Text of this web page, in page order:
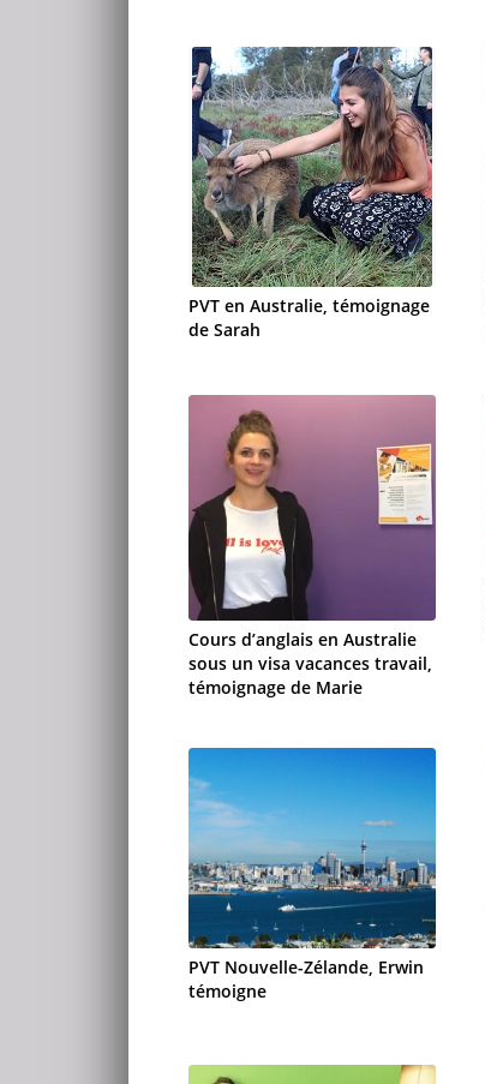
PVT en Australie, témoignage
de Sarah
Cours d’anglais en Australie
sous un visa vacances travail,
témoignage de Marie
PVT Nouvelle-Zélande, Erwin
témoigne